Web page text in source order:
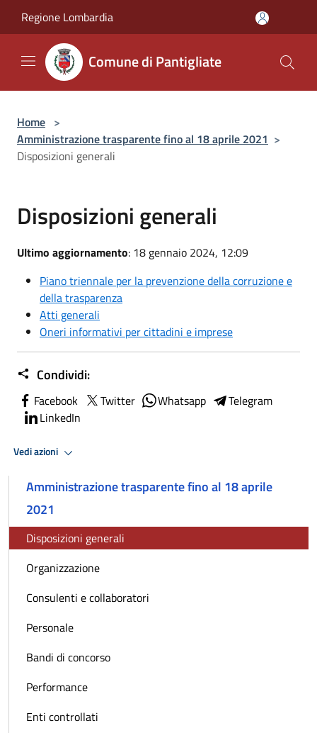
Regione Lombardia
Comune di Pantigliate
Home >
Amministrazione trasparente fino al 18 aprile 2021 >
Disposizioni generali
Disposizioni generali
Ultimo aggiornamento: 18 gennaio 2024, 12:09
Piano triennale per la prevenzione della corruzione e
della trasparenza
Atti generali
Oneri informativi per cittadini e imprese
Condividi:
Facebook Twitter Whatsapp
Telegram
LinkedIn
Vedi azioni
Amministrazione trasparente fino al 18 aprile
2021
Disposizioni generali
Organizzazione
Consulenti e collaboratori
Personale
Bandi di concorso
Performance
Enti controllati